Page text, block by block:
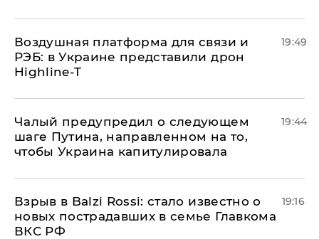
Воздушная платформа для связи и
РЭБ: в Украине представили дрон
Highline-T
19:49
Чалый предупредил о следующем
шаге Путина, направленном на то,
чтобы Украина капитулировала
19:44
Взрыв в Balzi Rossi: стало известно о
новых пострадавших в семье Главкома
ВКС РФ
19:16